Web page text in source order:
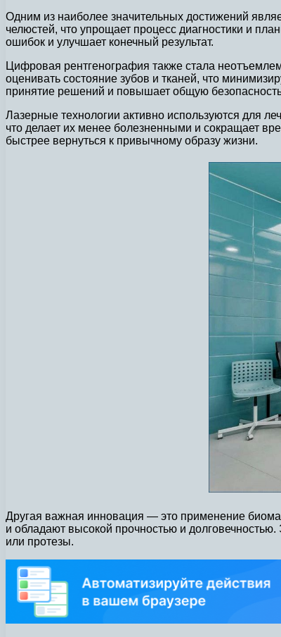
Одним из наиболее значительных достижений
челюстей, что упрощает процесс диагностики и
ошибок и улучшает конечный результат.
Цифровая рентгенография также стала
оценивать состояние зубов и тканей, что
принятие решений и повышает общую
Лазерные технологии активно используются для
что делает их менее болезненными и сокращает
быстрее вернуться к привычному образу жизни.
Другая важная инновация — это применение
и обладают высокой прочностью и долговечностью.
или протезы.